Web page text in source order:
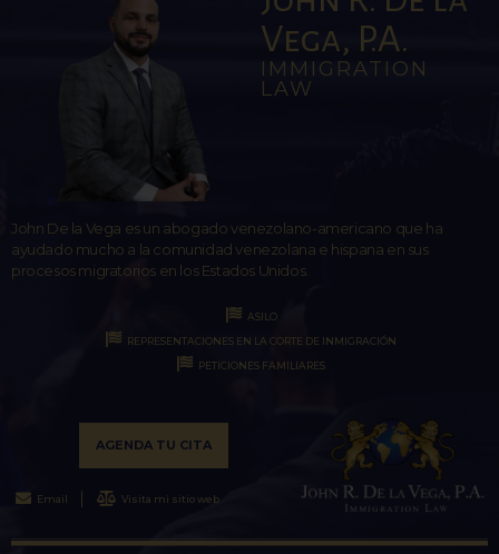
Vega, P.A.
IMMIGRATION
LAW
John De la Vega es un abogado venezolano-americano que ha
ayudado mucho a la comunidad venezolana e hispana en sus
procesos migratorios en los Estados Unidos.
ASILO
REPRESENTACIONES EN LA CORTE DE INMIGRACIÓN
PETICIONES FAMILIARES
AGENDA TU CITA
Email Visita mi sitio web